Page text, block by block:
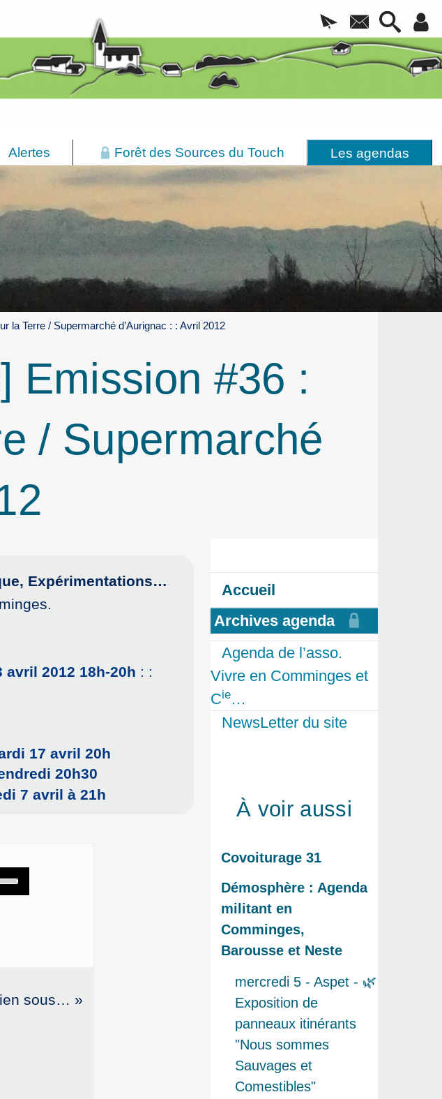
Alertes Forêt des Sources du Touch Les agendas
la Terre / Supermarché d’Aurignac : : Avril 2012
Emission #36 :
/ Supermarché
Expérimentations…
avril 2012 18h-20h : :
17 avril 20h
20h30
7 avril à 21h
sous… »
Accueil
Archives agenda
Agenda de l’asso.
Vivre en Comminges et
Cie…
NewsLetter du site
À voir aussi
Covoiturage 31
Démosphère : Agenda
militant en
Comminges,
Barousse et Neste
mercredi 5 - Aspet - 🌿
Exposition de
panneaux itinérants
"Nous sommes
Sauvages et
Comestibles"